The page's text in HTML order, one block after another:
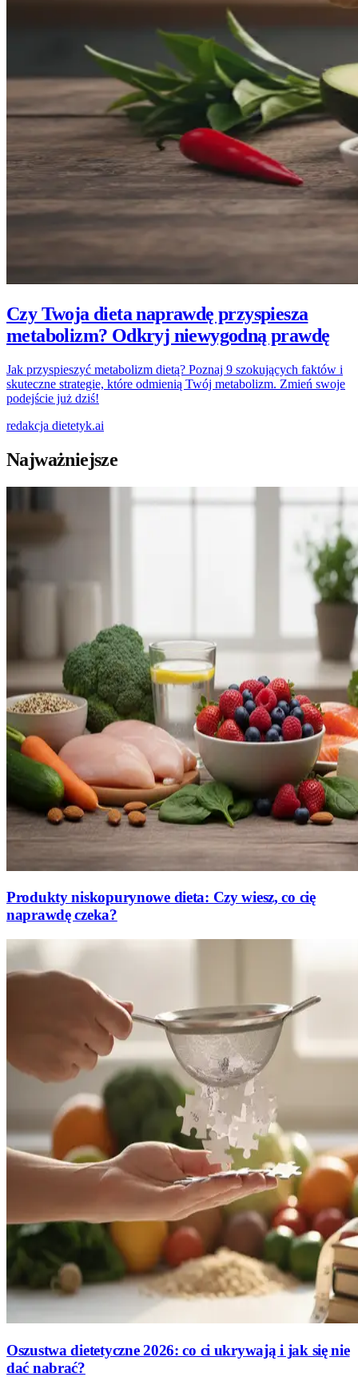
Czy Twoja dieta naprawdę przyspiesza
metabolizm? Odkryj niewygodną prawdę
Jak przyspieszyć metabolizm dietą? Poznaj 9 szokujących faktów i
skuteczne strategie, które odmienią Twój metabolizm. Zmień swoje
podejście już dziś!
redakcja dietetyk.ai
Najważniejsze
Produkty niskopurynowe dieta: Czy wiesz, co cię
naprawdę czeka?
Oszustwa dietetyczne 2026: co ci ukrywają i jak się nie
dać nabrać?